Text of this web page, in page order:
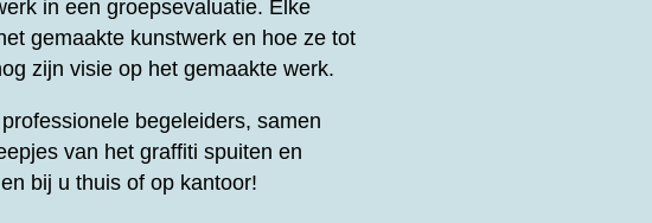
in een groepsevaluatie. Elke
gemaakte kunstwerk en hoe ze tot
zijn visie op het gemaakte werk.
begeleiders, samen
van het graffiti spuiten en
bij u thuis of op kantoor!